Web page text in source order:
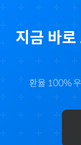
지금 바로
환율 100%